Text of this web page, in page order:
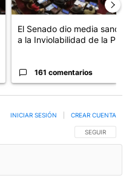
El Senado dio media sanción
a la Inviolabilidad de la P...
161 comentarios
SIGA ESTA
SEGUIR
INICIAR SESIÓN CREAR CUENTA